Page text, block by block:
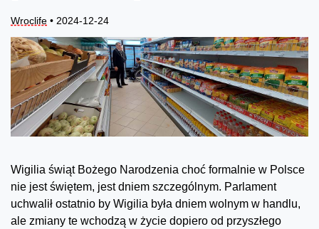
Wroclife • 2024-12-24
Wigilia świąt Bożego Narodzenia choć formalnie w Polsce
nie jest świętem, jest dniem szczególnym. Parlament
uchwalił ostatnio by Wigilia była dniem wolnym w handlu,
ale zmiany te wchodzą w życie dopiero od przyszłego